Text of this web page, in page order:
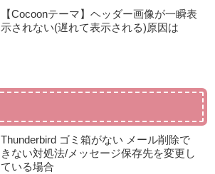
【Cocoonテーマ】ヘッダー画像が一瞬表
示されない(遅れて表示される)原因は
Thunderbird ゴミ箱がない メール削除で
きない対処法/メッセージ保存先を変更し
ている場合